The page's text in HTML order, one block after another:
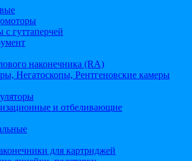
гуттаперчей
наконечника (RA)
Негатоскопы, Рентгеновские камеры
и отбеливающие
для картриджей